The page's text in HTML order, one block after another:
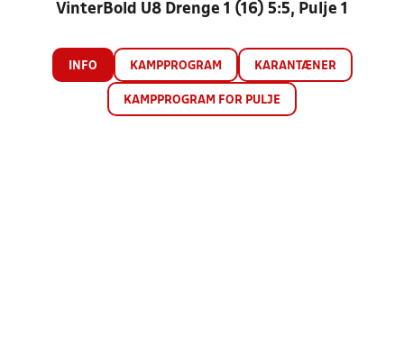
VinterBold U8 Drenge 1 (16) 5:5, Pulje 1
INFO KAMPPROGRAM KARANTÆNER
KAMPPROGRAM FOR PULJE